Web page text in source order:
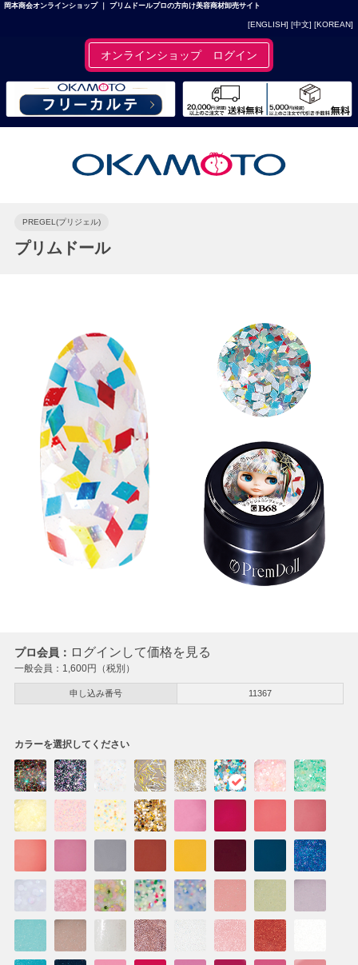
岡本商会オンラインショップ ｜ プリムドールプロの方向け美容商材卸売サイト
[ENGLISH] [中文] [KOREAN]
オンラインショップ ログイン
PREGEL(プリジェル)
プリムドール
プロ会員： ログインして価格を見る
一般会員： 1,600円（税別）
申し込み番号 11367
カラーを選択してください